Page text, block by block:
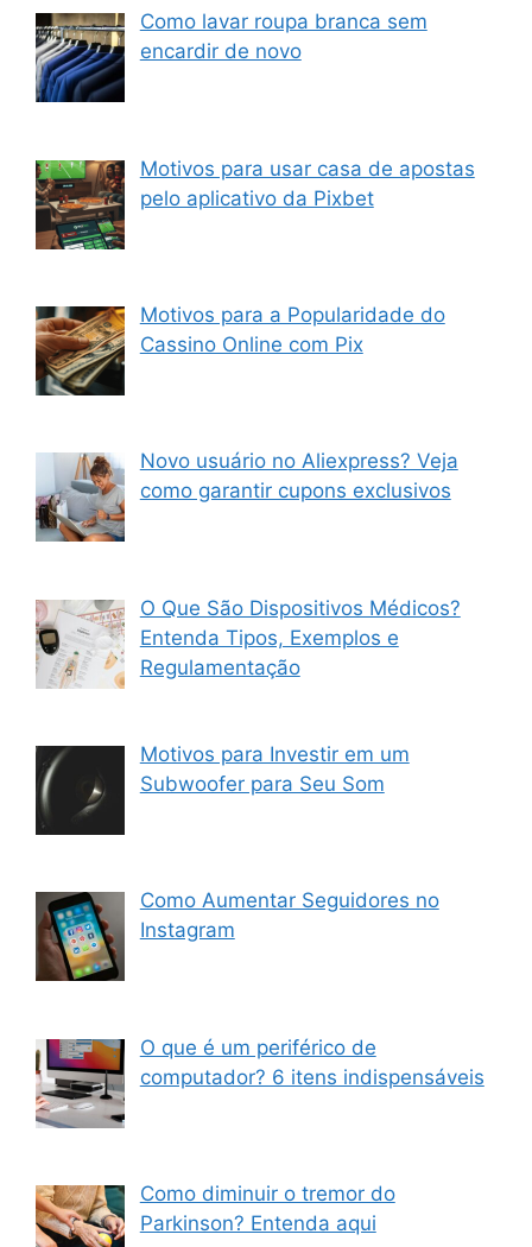
Como lavar roupa branca sem
encardir de novo
Motivos para usar casa de apostas
pelo aplicativo da Pixbet
Motivos para a Popularidade do
Cassino Online com Pix
Novo usuário no Aliexpress? Veja
como garantir cupons exclusivos
O Que São Dispositivos Médicos?
Entenda Tipos, Exemplos e
Regulamentação
Motivos para Investir em um
Subwoofer para Seu Som
Como Aumentar Seguidores no
Instagram
O que é um periférico de
computador? 6 itens indispensáveis
Como diminuir o tremor do
Parkinson? Entenda aqui